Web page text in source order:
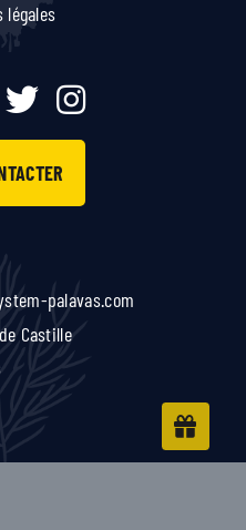
légales
palavas.com
Castille